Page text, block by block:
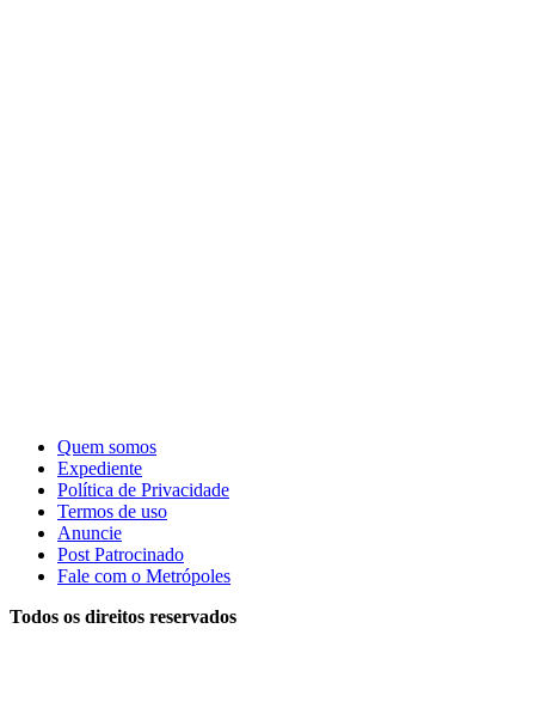
Quem somos
Expediente
Política de Privacidade
Termos de uso
Anuncie
Post Patrocinado
Fale com o Metrópoles
Todos os direitos reservados